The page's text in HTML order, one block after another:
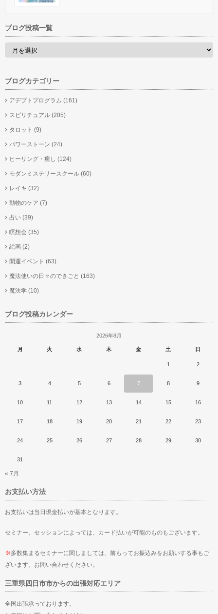
ブログ投稿一覧
ブログカテゴリー
アデプトプログラム (161)
スピリチュアル (205)
タロット (9)
パワーストーン (24)
ヒーリング・癒し (124)
モダンミステリースクール (60)
レイキ (32)
動物のケア (7)
占い (39)
瞑想会 (35)
絵画 (2)
開運イベント (63)
魔法使いの日々のできごと (163)
魔法学 (10)
ブログ投稿カレンダー
2026年8月
月 火 水 木 金 土 日
1 2
3 4 5 6 7 8 9
10 11 12 13 14 15 16
17 18 19 20 21 22 23
24 25 26 27 28 29 30
31
« 7月
お支払い方法
お支払いは当日現金払いが基本となります。
セミナー、セッションによっては、カード払いが可能のものもございます。
※多数集まるセミナーに関しましては、前もってお振込みをお願いする事もご
ざいます。お問い合わせください。
三重県四日市市からの出張対応エリア
全国出張承っております。